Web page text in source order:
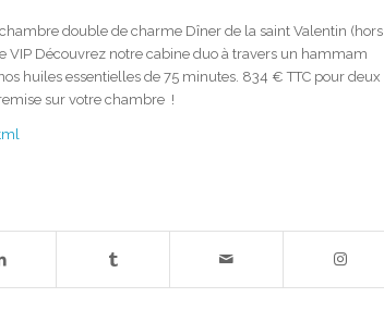
chambre double de charme Dîner de la saint Valentin (hors
VIP Découvrez notre cabine duo à travers un hammam
huiles essentielles de 75 minutes. 834 € TTC pour deux
sur votre chambre !